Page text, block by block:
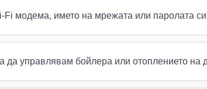
Fi модема, името на мрежата или паролата
да управлявам бойлера или отоплението на